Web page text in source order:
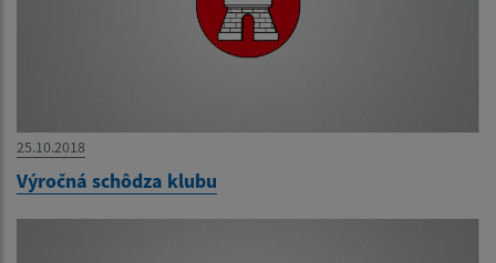
25.10.2018
Výročná schôdza klubu